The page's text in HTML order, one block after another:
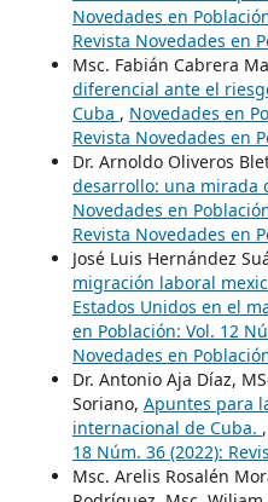
Novedades en
Revista Novedades en
Msc. Fabián Cabrera
diferencial ante el
Cuba , Novedades en
Revista Novedades en
Dr. Arnoldo Oliveros
desarrollo: una mirada
Novedades en
Revista Novedades en
José Luis Hernández
migración laboral
Estados Unidos en el
en Población: Vol. 12
Novedades en
Dr. Antonio Aja Díaz,
Soriano, Apuntes para
internacional de Cuba. ,
18 Núm. 36 (2022):
Msc. Arelis Rosalén